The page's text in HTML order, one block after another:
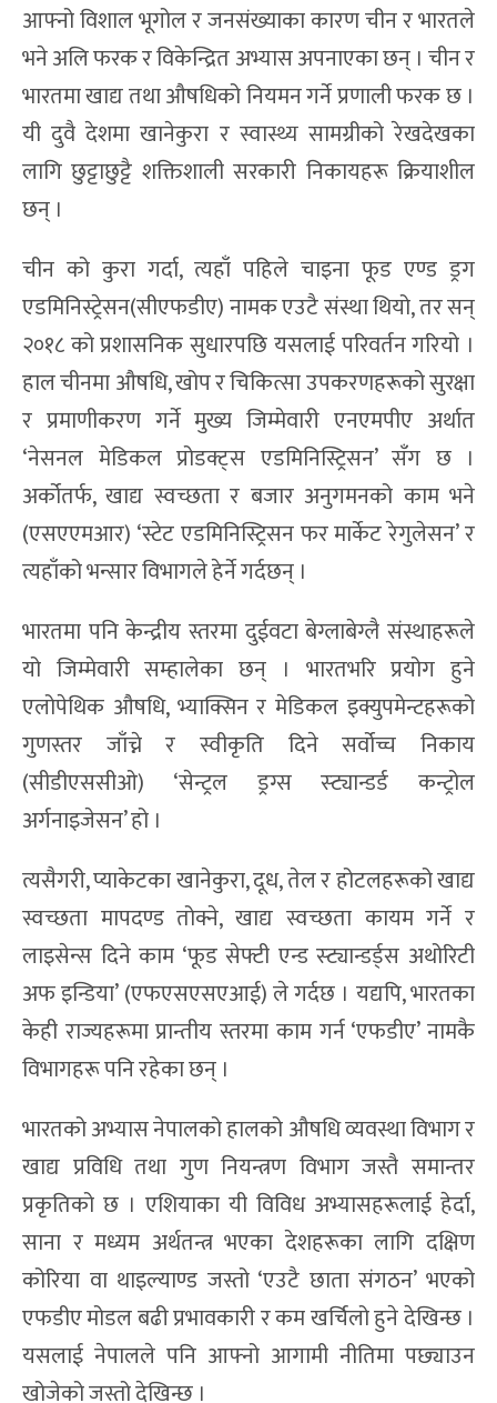
आफ्नो विशाल भूगोल र जनसंख्याका कारण चीन र भारतले
भने अलि फरक र विकेन्द्रित अभ्यास अपनाएका छन् । चीन र
भारतमा खाद्य तथा औषधिको नियमन गर्ने प्रणाली फरक छ ।
यी दुवै देशमा खानेकुरा र स्वास्थ्य सामग्रीको रेखदेखका
लागि छुट्टाछुट्टै शक्तिशाली सरकारी निकायहरू क्रियाशील
छन् ।
चीन को कुरा गर्दा, त्यहाँ पहिले चाइना फूड एण्ड ड्रग
एडमिनिस्ट्रेसन(सीएफडीए) नामक एउटै संस्था थियो, तर सन्
२०१८ को प्रशासनिक सुधारपछि यसलाई परिवर्तन गरियो ।
हाल चीनमा औषधि, खोप र चिकित्सा उपकरणहरूको सुरक्षा
र प्रमाणीकरण गर्ने मुख्य जिम्मेवारी एनएमपीए अर्थात
‘नेसनल मेडिकल प्रोडक्ट्स एडमिनिस्ट्रिसन’ सँग छ ।
अर्कोतर्फ, खाद्य स्वच्छता र बजार अनुगमनको काम भने
(एसएएमआर) ‘स्टेट एडमिनिस्ट्रिसन फर मार्केट रेगुलेसन’ र
त्यहाँको भन्सार विभागले हेर्ने गर्दछन् ।
भारतमा पनि केन्द्रीय स्तरमा दुईवटा बेग्लाबेग्लै संस्थाहरूले
यो जिम्मेवारी सम्हालेका छन् । भारतभरि प्रयोग हुने
एलोपेथिक औषधि, भ्याक्सिन र मेडिकल इक्युपमेन्टहरूको
गुणस्तर जाँच्ने र स्वीकृति दिने सर्वोच्च निकाय
(सीडीएससीओ) ‘सेन्ट्रल ड्रग्स स्ट्यान्डर्ड कन्ट्रोल
अर्गनाइजेसन’ हो ।
त्यसैगरी, प्याकेटका खानेकुरा, दूध, तेल र होटलहरूको खाद्य
स्वच्छता मापदण्ड तोक्ने, खाद्य स्वच्छता कायम गर्ने र
लाइसेन्स दिने काम ‘फूड सेफ्टी एन्ड स्ट्यान्डर्ड्स अथोरिटी
अफ इन्डिया’ (एफएसएसएआई) ले गर्दछ । यद्यपि, भारतका
केही राज्यहरूमा प्रान्तीय स्तरमा काम गर्न ‘एफडीए’ नामकै
विभागहरू पनि रहेका छन् ।
भारतको अभ्यास नेपालको हालको औषधि व्यवस्था विभाग र
खाद्य प्रविधि तथा गुण नियन्त्रण विभाग जस्तै समान्तर
प्रकृतिको छ । एशियाका यी विविध अभ्यासहरूलाई हेर्दा,
साना र मध्यम अर्थतन्त्र भएका देशहरूका लागि दक्षिण
कोरिया वा थाइल्याण्ड जस्तो ‘एउटै छाता संगठन’ भएको
एफडीए मोडल बढी प्रभावकारी र कम खर्चिलो हुने देखिन्छ ।
यसलाई नेपालले पनि आफ्नो आगामी नीतिमा पछ्याउन
खोजेको जस्तो देखिन्छ ।